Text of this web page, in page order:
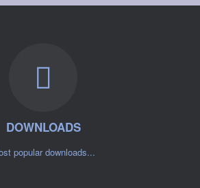
DOWNLOADS
popular downloads...